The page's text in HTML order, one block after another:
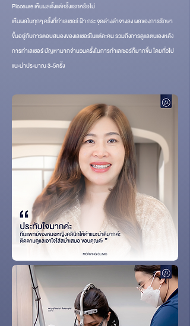
Picosure เห็นผลตั้งแต่ครั้งแรกหรือไม่
เห็นผลในทุกๆ ครั้งที่ทำเลเซอร์ ฝ้า กระ จุดด่างดำจางลง ผลของการรักษา
ขึ้นอยู่กับการตอบสนองของเลเซอร์ในแต่ละคน รวมถึงการดูแลตนเองหลัง
การทำเลเซอร์ ปัญหามากจำนวนครั้งในการทำเลเซอร์ก็มากขึ้น โดยทั่วไป
แนะนำประมาณ 3-5ครั้ง